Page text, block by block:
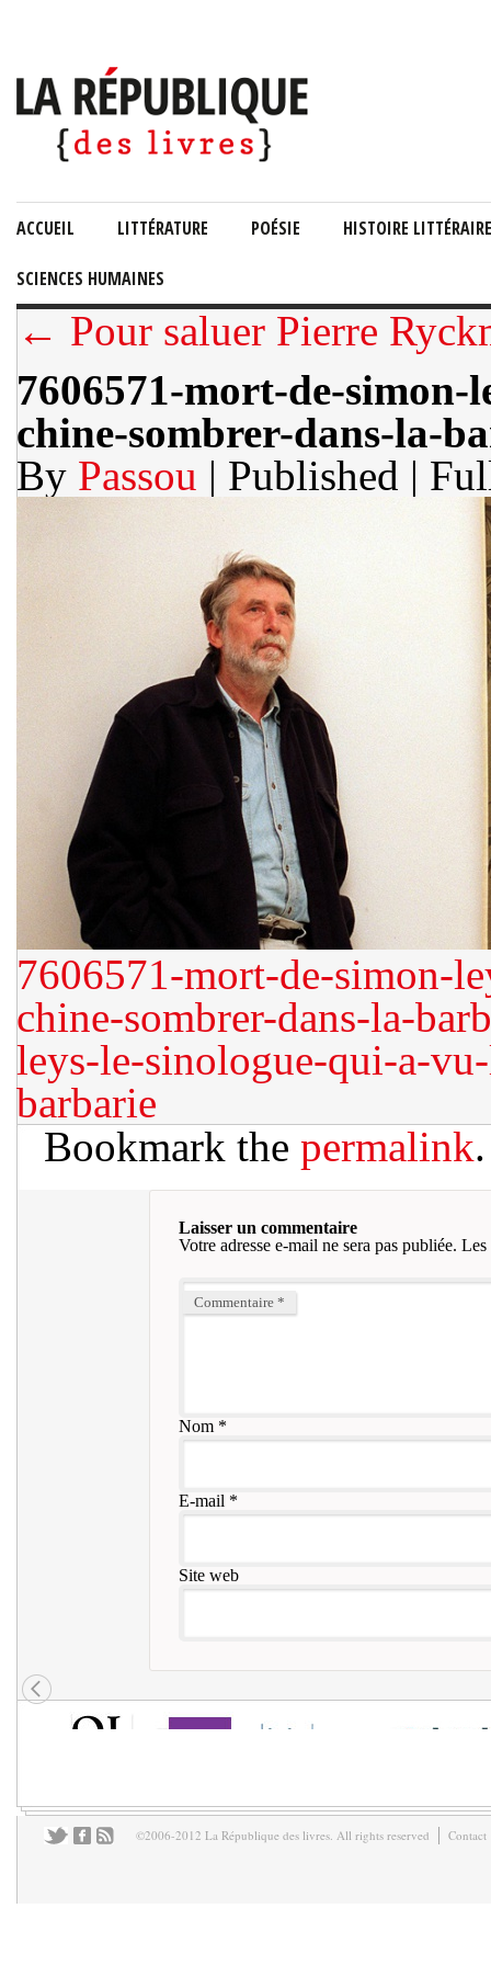
ACCUEIL LITTÉRATURE POÉSIE HISTOIRE LITTÉRAIRE
SCIENCES HUMAINES
← Pour saluer Pierre
7606571-mort-de-
chine-sombrer-dans-la-
By Passou | Published |
7606571-mort-de-simon-
chine-sombrer-dans-la-
leys-le-sinologue-qui-a-
barbarie
Bookmark the permalink.
Laisser un commentaire
Votre adresse e-mail ne sera pas publiée. Les
Commentaire *
Nom*
E-mail *
Site web
©2006-2012 La République des livres. All rights reserved Contact